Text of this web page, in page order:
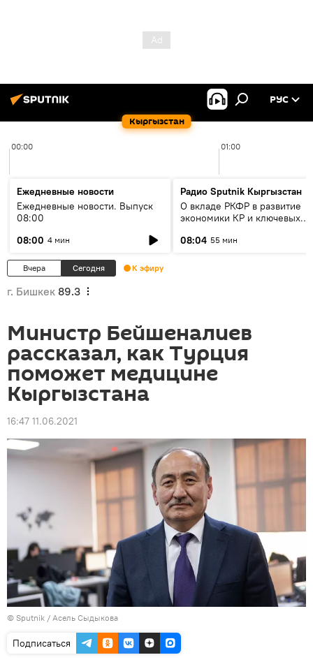
Кыргызстан
РУС
00:00 01:00
Ежедневные новости
Ежедневные новости. Выпуск
08:00
08:00 4 мин
Радио Sputnik Кыргызстан
О вкладе РКФР в развитие
экономики КР и ключевых
08:04 55 мин
Вчера Сегодня К эфиру
г. Бишкек 89.3
Министр Бейшеналиев
рассказал, как Турция
поможет медицине
Кыргызстана
16:47 11.06.2021
© Sputnik / Асель Сыдыкова
Подписаться